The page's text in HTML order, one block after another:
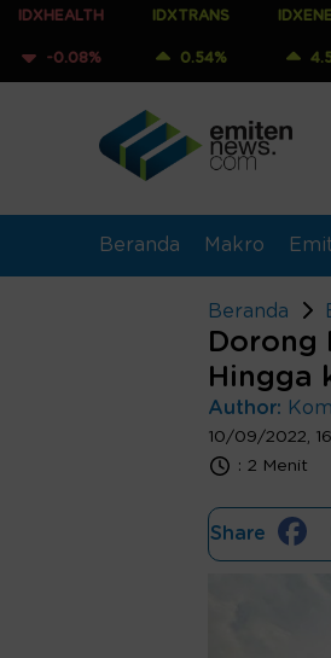
IDXTRANS
0.54%
IDXENERGY
4.54%
Beranda Makro
Beranda
Dorong
Hingga
Author:
10/09/2022,
: 2 Menit
Share